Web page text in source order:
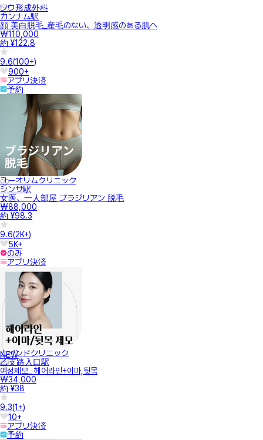
ワウ形成外科
カンナム駅
顔 美白脱毛_産毛のない、透明感のある肌へ
₩110,000
約 ¥122.8
9.6(100+)
900+
アプリ決済
予約
ユーオリムクリニック
シンサ駅
女医、一人部屋 ブラジリアン 脱毛
₩88,000
約 ¥98.3
9.6(2K+)
5K+
のみ
アプリ決済
NEW
カインドクリニック
乙支路入口駅
여성제모_ 헤어라인+이마,뒷목
₩34,000
約 ¥38
9.3(1+)
10+
アプリ決済
予約